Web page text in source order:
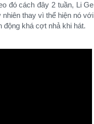
đó cách đây 2 tuần, Li Ge
thay vì thể hiện nó với
động khá cợt nhả khi hát.